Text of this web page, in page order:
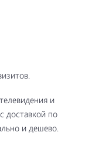
и
доставкой по
и дешево.